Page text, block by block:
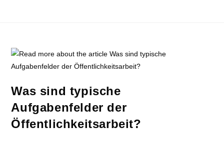
Was sind typische
Aufgabenfelder der
Öffentlichkeitsarbeit?